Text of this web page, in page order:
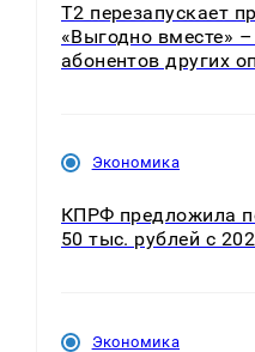
Т2 перезапускает
«Выгодно вместе»
абонентов других
Экономика
КПРФ предложила
50 тыс. рублей с
Экономика